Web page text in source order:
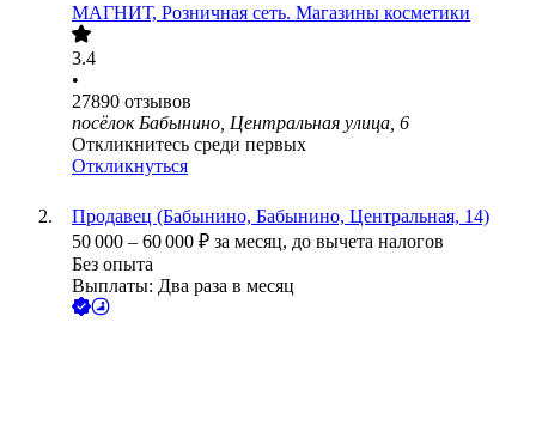
МАГНИТ, Розничная сеть. Магазины косметики
3.4
•
27890 отзывов
посёлок Бабынино, Центральная улица, 6
Откликнитесь среди первых
Откликнуться
Продавец (Бабынино, Бабынино, Центральная, 14)
50 000 – 60 000 ₽ за месяц, до вычета налогов
Без опыта
Выплаты: Два раза в месяц